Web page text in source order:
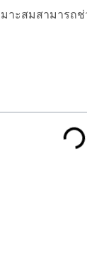
าะสมสามาร